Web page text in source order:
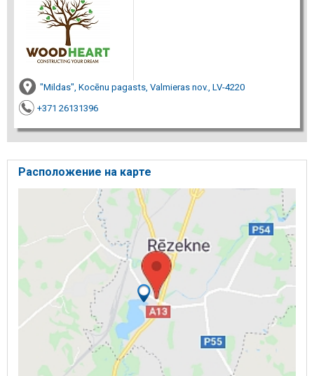
"Mildas", Kocēnu pagasts, Valmieras nov., LV-4220
+371 26131396
Расположение на карте